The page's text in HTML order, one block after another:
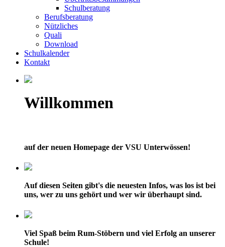
Schulberatung
Berufsberatung
Nützliches
Quali
Download
Schulkalender
Kontakt
Willkommen
auf der neuen Homepage der VSU Unterwössen!
Auf diesen Seiten gibt's die neuesten Infos, was los ist bei
uns, wer zu uns gehört und wer wir überhaupt sind.
Viel Spaß beim Rum-Stöbern und viel Erfolg an unserer
Schule!